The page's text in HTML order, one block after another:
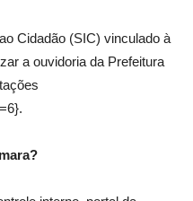
Cidadão (SIC) vinculado à
a ouvidoria da Prefeitura